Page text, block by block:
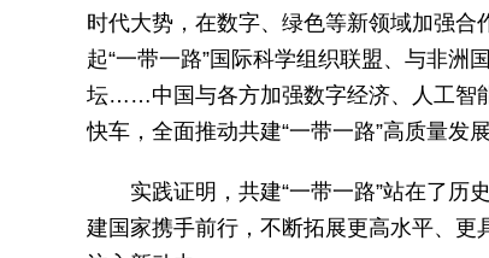
时代大势，在数字、绿色等新领域加强合
起“一带一路”国际科学组织联盟、与非洲
坛……中国与各方加强数字经济、人工智
快车，全面推动共建“一带一路”高质量发展
实践证明，共建“一带一路”站在了
建国家携手前行，不断拓展更高水平、